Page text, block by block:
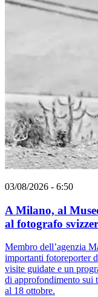
03/08/2026 - 6:50
A Milano, al
al fotografo
Membro dell’agenzia
importanti fotoreporter
visite guidate e un
di approfondimento sui
al 18 ottobre.